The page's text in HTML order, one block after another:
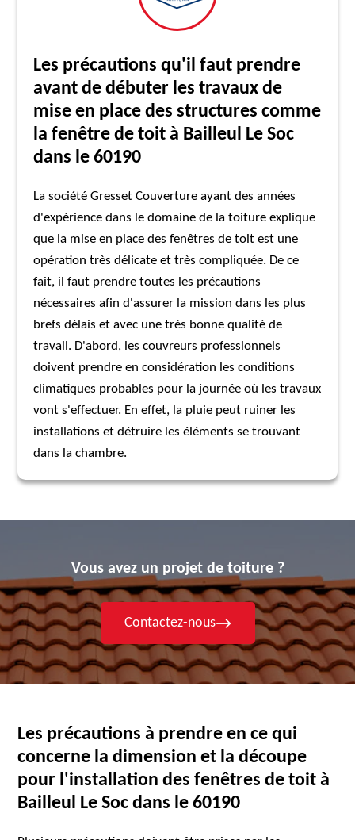
Les précautions qu'il faut prendre
avant de débuter les travaux de
mise en place des structures comme
la fenêtre de toit à Bailleul Le Soc
dans le 60190
La société Gresset Couverture ayant des années
d'expérience dans le domaine de la toiture explique
que la mise en place des fenêtres de toit est une
opération très délicate et très compliquée. De ce
fait, il faut prendre toutes les précautions
nécessaires afin d'assurer la mission dans les plus
brefs délais et avec une très bonne qualité de
travail. D'abord, les couvreurs professionnels
doivent prendre en considération les conditions
climatiques probables pour la journée où les travaux
vont s'effectuer. En effet, la pluie peut ruiner les
installations et détruire les éléments se trouvant
dans la chambre.
Vous avez un projet de toiture ?
Contactez-nous
Les précautions à prendre en ce qui
concerne la dimension et la découpe
pour l'installation des fenêtres de toit à
Bailleul Le Soc dans le 60190